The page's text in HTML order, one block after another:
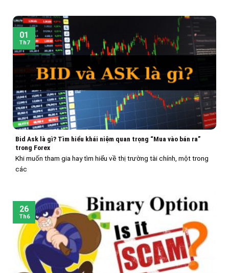
Bid Ask là gì? Tìm hiểu khái niệm quan trọng “Mua vào bán ra”
trong Forex
Khi muốn tham gia hay tìm hiểu về thị trường tài chính, một trong
các
01
Th7
26
Th6